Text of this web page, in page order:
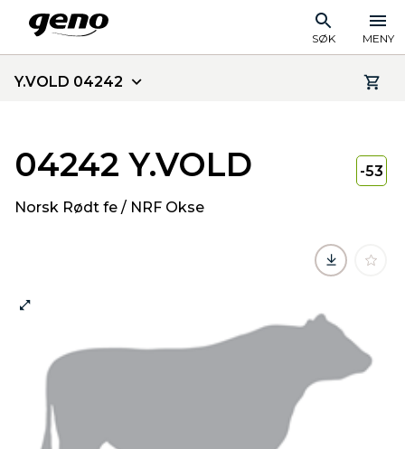
SØK MENY
Y.VOLD 04242
04242 Y.VOLD
Norsk Rødt fe / NRF Okse
-53